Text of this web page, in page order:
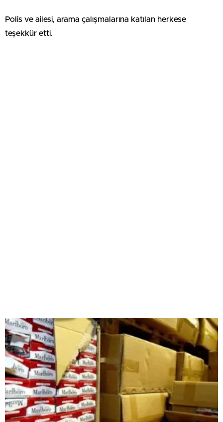
Polis ve ailesi, arama çalışmalarına katılan herkese
teşekkür etti.